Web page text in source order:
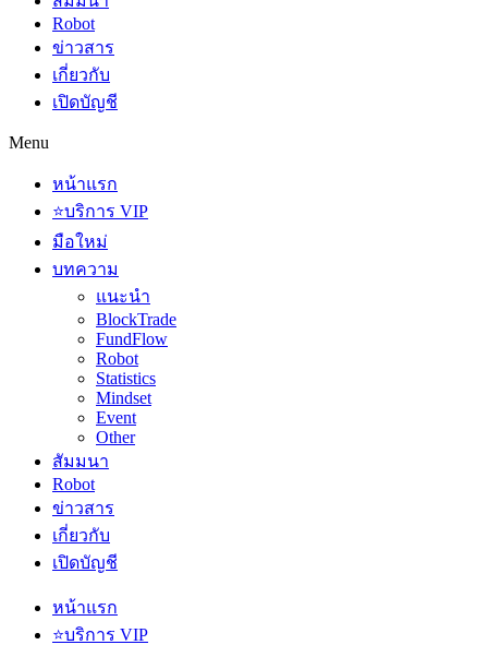
Robot
ข่าวสาร
เกี่ยวกับ
เปิดบัญชี
Menu
หน้าแรก
⭐บริการ VIP
มือใหม่
บทความ
แนะนำ
BlockTrade
FundFlow
Robot
Statistics
Mindset
Event
Other
สัมมนา
Robot
ข่าวสาร
เกี่ยวกับ
เปิดบัญชี
หน้าแรก
⭐บริการ VIP